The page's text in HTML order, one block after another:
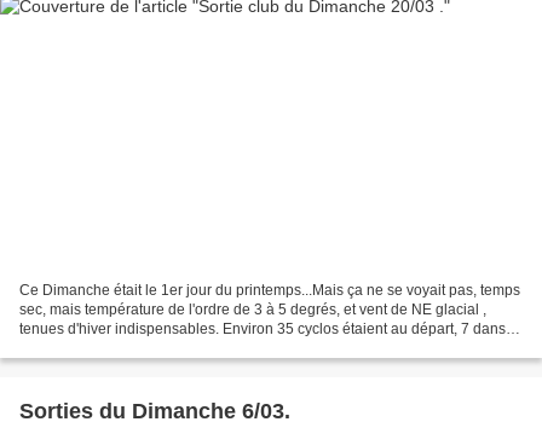
Ce Dimanche était le 1er jour du printemps...Mais ça ne se voyait pas, temps
sec, mais température de l'ordre de 3 à 5 degrés, et vent de NE glacial ,
tenues d'hiver indispensables. Environ 35 cyclos étaient au départ, 7 dans le
Sorties du Dimanche 6/03.